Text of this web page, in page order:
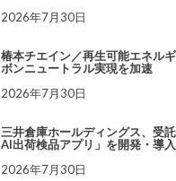
2026年7月30日
椿本チエイン／再生可能エネル
ボンニュートラル実現を加速
2026年7月30日
三井倉庫ホールディングス、受
AI出荷検品アプリ」を開発・導
2026年7月30日